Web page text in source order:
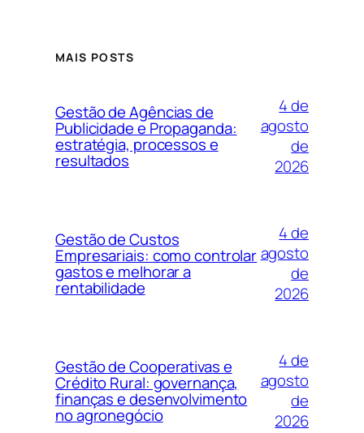
MAIS POSTS
Gestão de Agências de
Publicidade e Propaganda:
estratégia, processos e
resultados
4 de
agosto
de
2026
Gestão de Custos
Empresariais: como controlar
gastos e melhorar a
rentabilidade
4 de
agosto
de
2026
Gestão de Cooperativas e
Crédito Rural: governança,
finanças e desenvolvimento
no agronegócio
4 de
agosto
de
2026